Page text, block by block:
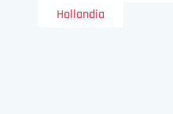
Hollandia